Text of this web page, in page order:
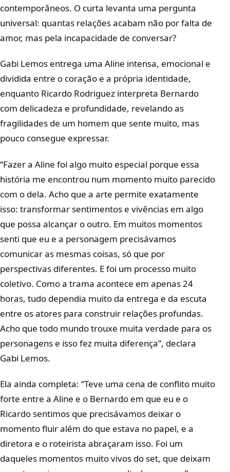
contemporâneos. O curta levanta uma pergunta
universal: quantas relações acabam não por falta de
amor, mas pela incapacidade de conversar?
Gabi Lemos entrega uma Aline intensa, emocional e
dividida entre o coração e a própria identidade,
enquanto Ricardo Rodriguez interpreta Bernardo
com delicadeza e profundidade, revelando as
fragilidades de um homem que sente muito, mas
pouco consegue expressar.
“Fazer a Aline foi algo muito especial porque essa
história me encontrou num momento muito parecido
com o dela. Acho que a arte permite exatamente
isso: transformar sentimentos e vivências em algo
que possa alcançar o outro. Em muitos momentos
senti que eu e a personagem precisávamos
comunicar as mesmas coisas, só que por
perspectivas diferentes. E foi um processo muito
coletivo. Como a trama acontece em apenas 24
horas, tudo dependia muito da entrega e da escuta
entre os atores para construir relações profundas.
Acho que todo mundo trouxe muita verdade para os
personagens e isso fez muita diferença”, declara
Gabi Lemos.
Ela ainda completa: “Teve uma cena de conflito muito
forte entre a Aline e o Bernardo em que eu e o
Ricardo sentimos que precisávamos deixar o
momento fluir além do que estava no papel, e a
diretora e o roteirista abraçaram isso. Foi um
daqueles momentos muito vivos do set, que deixam